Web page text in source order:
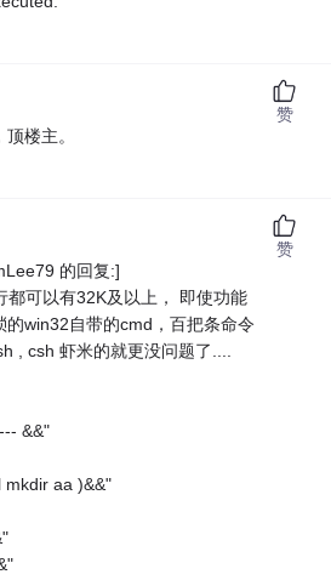
楼主。
赞
的回复:]
都可以有32K及以上， 即使功能
的win32自带的cmd，百把条命令
, csh 虾米的就更没问题了....
&&"
mkdir aa )&&"
赞